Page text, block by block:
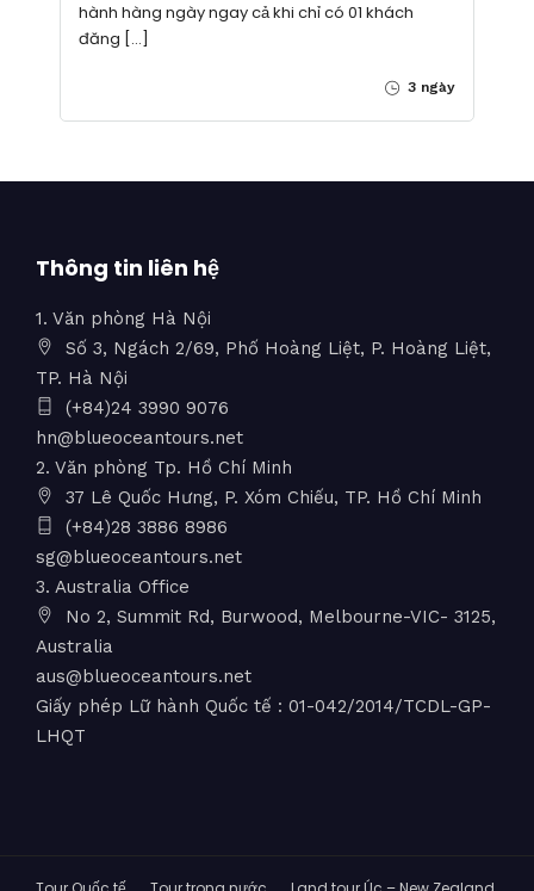
hành hàng ngày ngay cả khi chỉ có 01 khách
đăng […]
3 ngày
Thông tin liên hệ
1. Văn phòng Hà Nội
Số 3, Ngách 2/69, Phố Hoàng Liệt, P. Hoàng Liệt,
TP. Hà Nội
(+84)24 3990 9076
hn@blueoceantours.net
2. Văn phòng Tp. Hồ Chí Minh
37 Lê Quốc Hưng, P. Xóm Chiếu, TP. Hồ Chí Minh
(+84)28 3886 8986
sg@blueoceantours.net
3. Australia Office
No 2, Summit Rd, Burwood, Melbourne-VIC- 3125,
Australia
aus@blueoceantours.net
Giấy phép Lữ hành Quốc tế : 01-042/2014/TCDL-GP-
LHQT